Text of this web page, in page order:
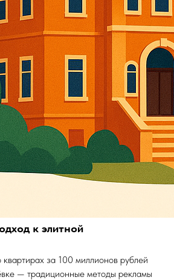
к элитной
квартирах за 100 миллионов рублей
— традиционные методы рекламы